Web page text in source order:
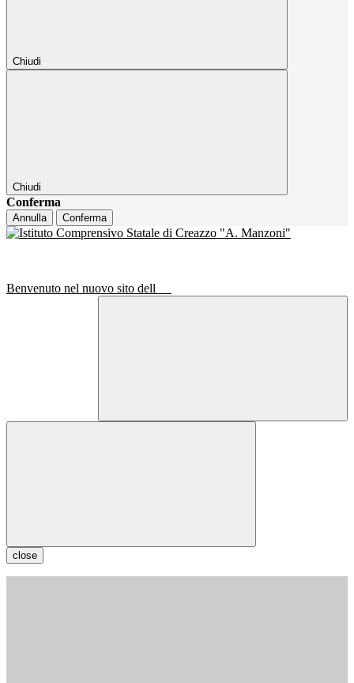
Chiudi
Chiudi
Conferma
Annulla Conferma
Benvenuto nel nuovo sito dell
close